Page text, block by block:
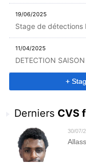
19/06/2025
Stage de détections
11/04/2025
DETECTION
+
Derniers CVS
30/07/